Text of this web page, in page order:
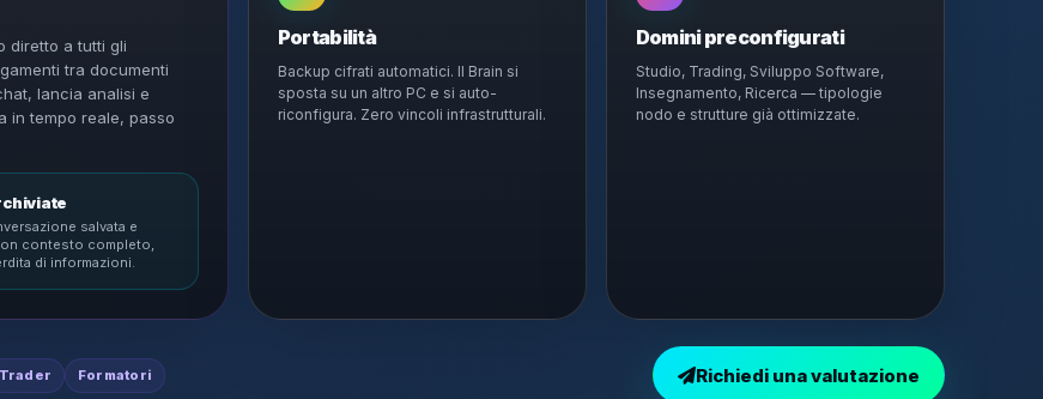
diretto a tutti gli
tra documenti
lancia analisi e
in tempo reale, passo
salvata e
contesto completo,
di informazioni.
Portabilità
Backup cifrati automatici. Il Brain si
sposta su un altro PC e si auto-
riconfigura. Zero vincoli infrastrutturali.
Domini preconfigurati
Studio, Trading, Sviluppo Software,
Insegnamento, Ricerca — tipologie
nodo e strutture già ottimizzate.
Trader Formatori Richiedi una valutazione